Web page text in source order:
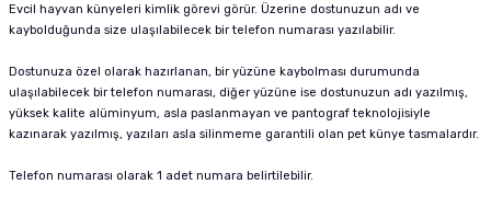
Evcil hayvan künyeleri kimlik görevi görür. Üzerine dostunuzun adı ve
kaybolduğunda size ulaşılabilecek bir telefon numarası yazılabilir.
Dostunuza özel olarak hazırlanan, bir yüzüne kaybolması durumunda
ulaşılabilecek bir telefon numarası, diğer yüzüne ise dostunuzun adı yazılmış,
yüksek kalite alüminyum, asla paslanmayan ve pantograf teknolojisiyle
kazınarak yazılmış, yazıları asla silinmeme garantili olan pet künye tasmalardır.
Telefon numarası olarak 1 adet numara belirtilebilir.